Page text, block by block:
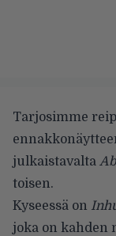
Tarjosimme
julkaistavalta
toisen.
Kyseessä on
joka on